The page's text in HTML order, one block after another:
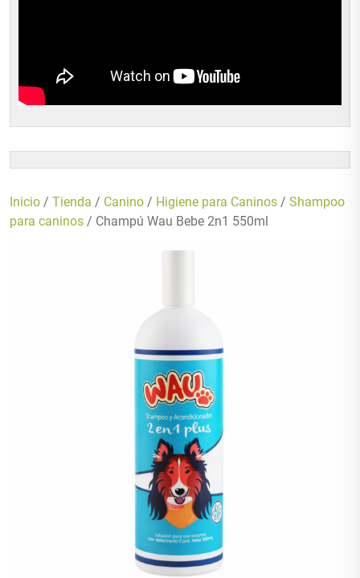
Inicio / Tienda / Canino / Higiene para Caninos / Shampoo
para caninos / Champú Wau Bebe 2n1 550ml